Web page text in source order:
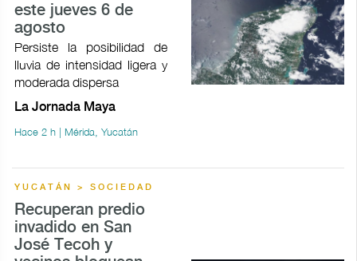
este jueves 6 de
agosto
Persiste la posibilidad de
lluvia de intensidad ligera y
moderada dispersa
La Jornada Maya
Hace 2 h | Mérida, Yucatán
YUCATÁN > SOCIEDAD
Recuperan predio
invadido en San
José Tecoh y